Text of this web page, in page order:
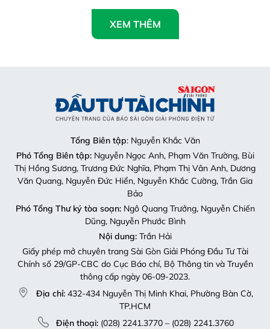
XEM THÊM
Tổng Biên tập: Nguyễn Khắc Văn
Phó Tổng Biên tập:Nguyễn Ngọc Anh, Phạm Văn Trường, Bùi
Thị Hồng Sương, Trương Đức Nghĩa, Phạm Thị Vân Anh, Dương
Văn Quang, Nguyễn Đức Hiển, Nguyễn Khắc Cường, Trần Gia
Bảo
Phó Tổng Thư ký tòa soạn:Ngô Quang Trưởng, Nguyễn Chiến
Dũng, Nguyễn Phước Bình
Nội dung:Trần Hải
Giấy phép mở chuyên trang Sài Gòn Giải Phóng Đầu Tư Tài
Chính số 29/GP-CBC do Cục Báo chí, Bộ Thông tin và Truyền
thông cấp ngày 06-09-2023.
Địa chỉ: 432-434 Nguyễn Thị Minh Khai, Phường Bàn Cờ,
TP.HCM
Điện thoại:(028) 2241.3770 – (028) 2241.3760